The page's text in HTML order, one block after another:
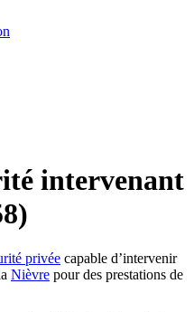
intervenant
privée capable d’intervenir
Nièvre pour des prestations de